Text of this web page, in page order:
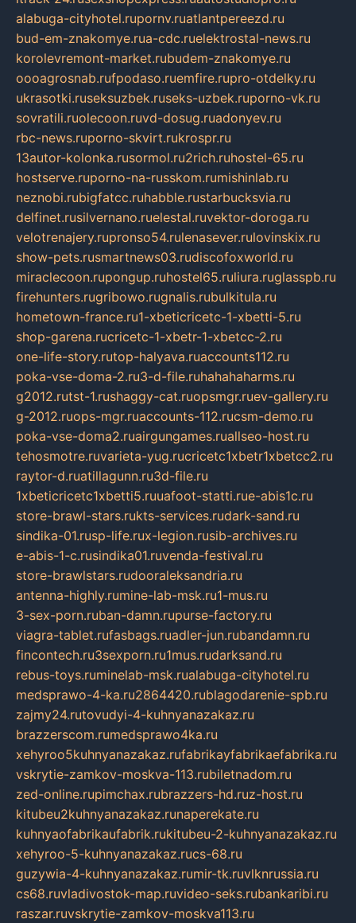
alabuga-cityhotel.rupornv.ruatlantpereezd.ru
bud-em-znakomye.rua-cdc.ruelektrostal-news.ru
korolevremont-market.rubudem-znakomye.ru
oooagrosnab.rufpodaso.ruemfire.rupro-otdelky.ru
ukrasotki.ruseksuzbek.ruseks-uzbek.ruporno-vk.ru
sovratili.ruolecoon.ruvd-dosug.ruadonyev.ru
rbc-news.ruporno-skvirt.rukrospr.ru
13autor-kolonka.rusormol.ru2rich.ruhostel-65.ru
hostserve.ruporno-na-russkom.rumishinlab.ru
neznobi.rubigfatcc.ruhabble.rustarbucksvia.ru
delfinet.rusilvernano.ruelestal.ruvektor-doroga.ru
velotrenajery.rupronso54.rulenasever.rulovinskix.ru
show-pets.rusmartnews03.rudiscofoxworld.ru
miraclecoon.rupongup.ruhostel65.ruliura.ruglasspb.ru
firehunters.rugribowo.rugnalis.rubulkitula.ru
hometown-france.ru1-xbeticricetc-1-xbetti-5.ru
shop-garena.rucricetc-1-xbetr-1-xbetcc-2.ru
one-life-story.rutop-halyava.ruaccounts112.ru
poka-vse-doma-2.ru3-d-file.ruhahahaharms.ru
g2012.rutst-1.rushaggy-cat.ruopsmgr.ruev-gallery.ru
g-2012.ruops-mgr.ruaccounts-112.rucsm-demo.ru
poka-vse-doma2.ruairgungames.ruallseo-host.ru
tehosmotre.ruvarieta-yug.rucricetc1xbetr1xbetcc2.ru
raytor-d.ruatillagunn.ru3d-file.ru
1xbeticricetc1xbetti5.ruuafoot-statti.rue-abis1c.ru
store-brawl-stars.rukts-services.rudark-sand.ru
sindika-01.rusp-life.rux-legion.rusib-archives.ru
e-abis-1-c.rusindika01.ruvenda-festival.ru
store-brawlstars.rudooraleksandria.ru
antenna-highly.rumine-lab-msk.ru1-mus.ru
3-sex-porn.ruban-damn.rupurse-factory.ru
viagra-tablet.rufasbags.ruadler-jun.rubandamn.ru
fincontech.ru3sexporn.ru1mus.rudarksand.ru
rebus-toys.ruminelab-msk.rualabuga-cityhotel.ru
medsprawo-4-ka.ru2864420.rublagodarenie-spb.ru
zajmy24.rutovudyi-4-kuhnyanazakaz.ru
brazzerscom.rumedsprawo4ka.ru
xehyroo5kuhnyanazakaz.rufabrikayfabrikaefabrika.ru
vskrytie-zamkov-moskva-113.rubiletnadom.ru
zed-online.rupimchax.rubrazzers-hd.ruz-host.ru
kitubeu2kuhnyanazakaz.runaperekate.ru
kuhnyaofabrikaufabrik.rukitubeu-2-kuhnyanazakaz.ru
xehyroo-5-kuhnyanazakaz.rucs-68.ru
guzywia-4-kuhnyanazakaz.rumir-tk.ruvlknrussia.ru
cs68.ruvladivostok-map.ruvideo-seks.rubankaribi.ru
raszar.ruvskrytie-zamkov-moskva113.ru